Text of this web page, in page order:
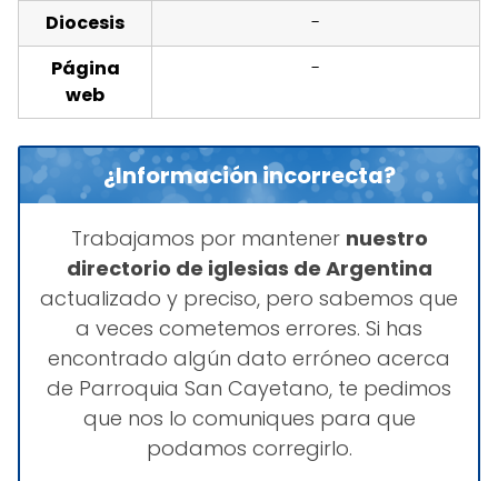
Diocesis
-
Página
web
-
¿Información incorrecta?
Trabajamos por mantener nuestro
directorio de iglesias de Argentina
actualizado y preciso, pero sabemos que
a veces cometemos errores. Si has
encontrado algún dato erróneo acerca
de Parroquia San Cayetano, te pedimos
que nos lo comuniques para que
podamos corregirlo.